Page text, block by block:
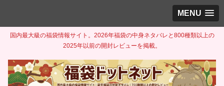
MENU
国内最大級の福袋情報サイト。2026年福袋の中身ネタバレと800種類以上の
2025年以前の開封レビューを掲載。